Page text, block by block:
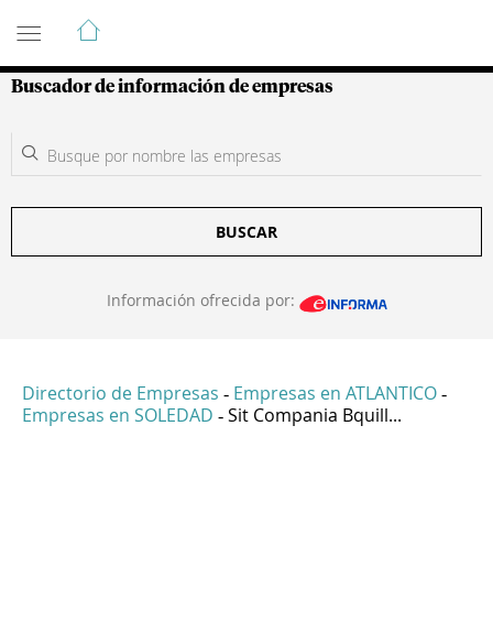
Guía de Empresas Colombianas
Buscador de información de empresas
BUSCAR
Información ofrecida por:
Directorio de Empresas - Empresas en ATLANTICO -
Empresas en SOLEDAD - Sit Compania Bquill...